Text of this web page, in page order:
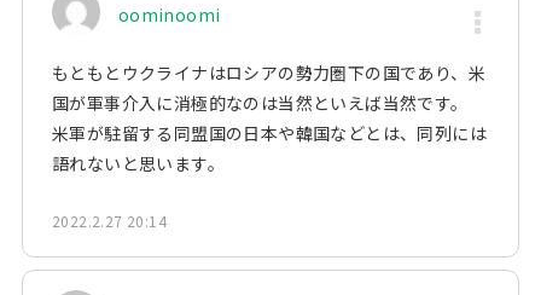
oominoomi
もともとウクライナはロシアの勢力圏下の国であり、米
国が軍事介入に消極的なのは当然といえば当然です。
米軍が駐留する同盟国の日本や韓国などとは、同列には
語れないと思います。
2022.2.27 20:14